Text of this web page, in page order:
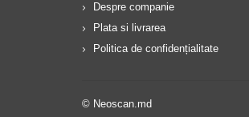
Despre companie
Plata si livrarea
Politica de confidențialitate
© Neoscan.md